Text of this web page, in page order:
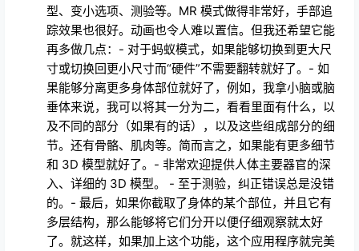
型、变小选项、测验等。MR 模式做得非常好，手部追
踪效果也很好。动画也令人难以置信。但我还希望它能
再多做几点：- 对于蚂蚁模式，如果能够切换到更大尺
寸或切换回更小尺寸而“硬件”不需要翻转就好了。- 如
果能够分离更多身体部位就好了，例如，我拿小脑或脑
垂体来说，我可以将其一分为二，看看里面有什么，以
及不同的部分（如果有的话），以及这些组成部分的细
节。还有骨骼、肌肉等。简而言之，如果能有更多细节
和 3D 模型就好了。- 非常欢迎提供人体主要器官的深
入、详细的 3D 模型。 - 至于测验，纠正错误总是没错
的。- 最后，如果你截取了身体的某个部位，并且它有
多层结构，那么能够将它们分开以便仔细观察就太好
了。就这样，如果加上这个功能，这个应用程序就完美